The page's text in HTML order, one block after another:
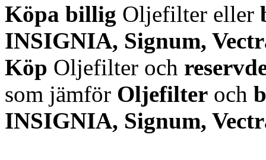
Köpa billig Oljefilter eller
INSIGNIA, Signum,
Köp Oljefilter och
som jämför Oljefilter och
INSIGNIA, Signum,